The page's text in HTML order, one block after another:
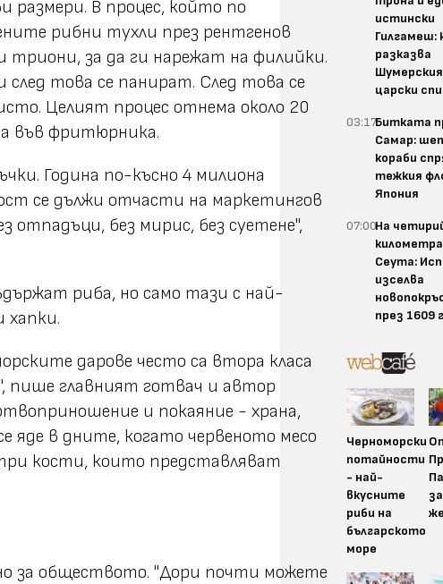
размери. В процес, който по
рибни тухли през рентгенов
триони, за да ги нарежат на филийки.
това се панират. След това се
Целият процес отнема около 20
във фритюрника.
Година по-късно 4 милиона
се дължи отчасти на маркетингов
отпадъци, без мирис, без суетене",
риба, но само тази с най-
хапки.
дарове често са втора класа
пише главният готвач и автор
и покаяние - храна,
яде в дните, когато червеното месо
кости, които представляват
за обществото. "Дори почти можете
истински
Гилгамеш:
разказва
царски
03:17Битката
Самар:
кораби
тежкия
Япония
07:00На
Сеута:
изселва
през 1609
Черноморски
потайности
- най-
вкусните
риби на
българското
море